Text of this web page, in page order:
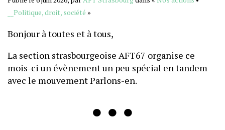
__Politique, droit, société »
Bonjour à toutes et à tous,
La section strasbourgeoise AFT67 organise ce
mois-ci un évènement un peu spécial en tandem
avec le mouvement Parlons-en.
● ● ●